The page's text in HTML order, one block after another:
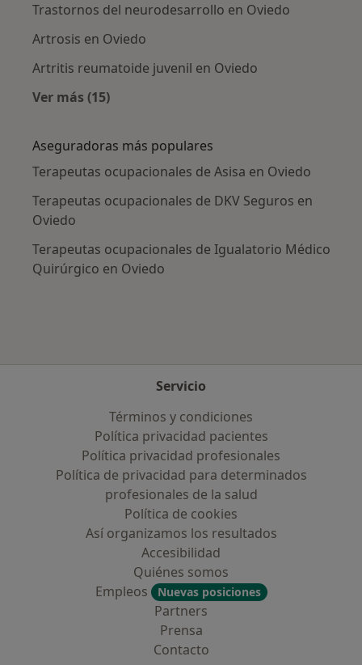
Trastornos del neurodesarrollo en Oviedo
Artrosis en Oviedo
Artritis reumatoide juvenil en Oviedo
Ver más (15)
Aseguradoras más populares
Terapeutas ocupacionales de Asisa en Oviedo
Terapeutas ocupacionales de DKV Seguros en
Oviedo
Terapeutas ocupacionales de Igualatorio Médico
Quirúrgico en Oviedo
Servicio
Términos y condiciones
Política privacidad pacientes
Política privacidad profesionales
Política de privacidad para determinados
profesionales de la salud
Política de cookies
Así organizamos los resultados
Accesibilidad
Quiénes somos
Empleos
Nuevas posiciones
Partners
Prensa
Contacto